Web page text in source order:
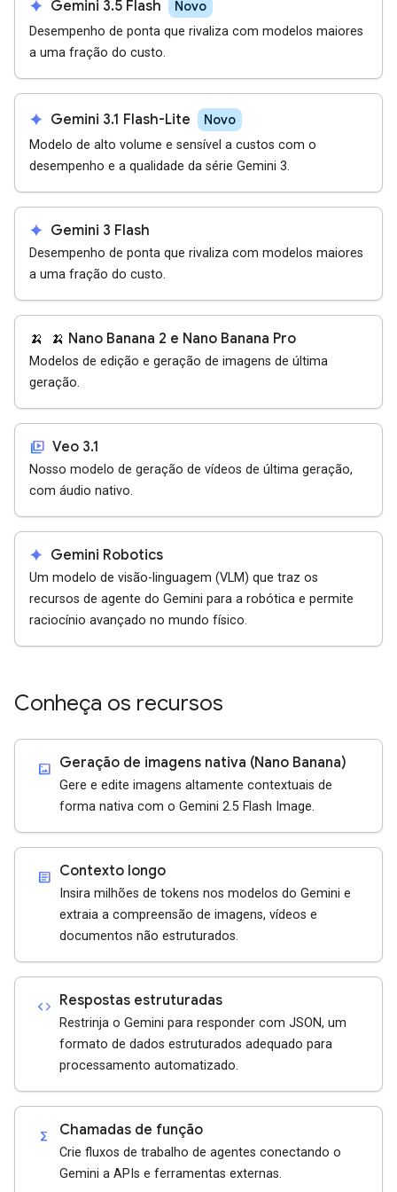
spark Gemini 3.5 Flash Novo
Desempenho de ponta que rivaliza com modelos maiores
a uma fração do custo.
spark Gemini 3.1 Flash-Lite Novo
Modelo de alto volume e sensível a custos com o
desempenho e a qualidade da série Gemini 3.
spark Gemini 3 Flash
Desempenho de ponta que rivaliza com modelos maiores
a uma fração do custo.
🍌 🍌 Nano Banana 2 e Nano Banana Pro
Modelos de edição e geração de imagens de última
geração.
video_library Veo 3.1
Nosso modelo de geração de vídeos de última geração,
com áudio nativo.
spark Gemini Robotics
Um modelo de visão-linguagem (VLM) que traz os
recursos de agente do Gemini para a robótica e permite
raciocínio avançado no mundo físico.
Conheça os recursos
imagesmode Geração de imagens nativa (Nano Banana)
Gere e edite imagens altamente contextuais de
forma nativa com o Gemini 2.5 Flash Image.
article Contexto longo
Insira milhões de tokens nos modelos do Gemini e
extraia a compreensão de imagens, vídeos e
documentos não estruturados.
code Respostas estruturadas
Restrinja o Gemini para responder com JSON, um
formato de dados estruturados adequado para
processamento automatizado.
functions Chamadas de função
Crie fluxos de trabalho de agentes conectando o
Gemini a APIs e ferramentas externas.